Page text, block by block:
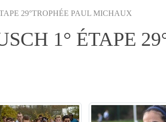
29°TROPHÉE PAUL MICHAUX
1° ÉTAPE